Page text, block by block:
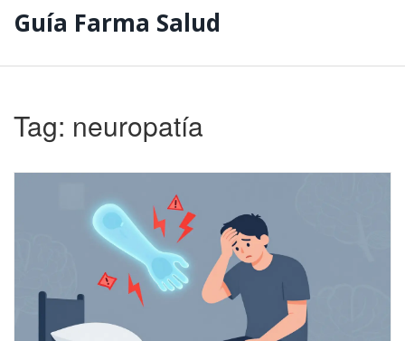
Guía Farma Salud
Tag: neuropatía